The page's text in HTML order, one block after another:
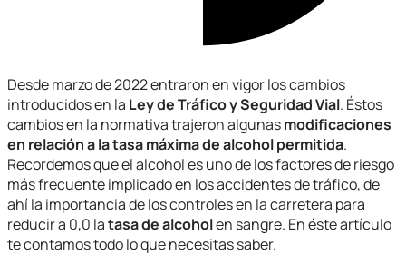
Desde marzo de 2022 entraron en vigor los cambios
introducidos en la Ley de Tráfico y Seguridad Vial. Éstos
cambios en la normativa trajeron algunasmodificaciones
en relación a la tasa máxima de alcohol permitida.
Recordemos que el alcohol es uno de los factores de riesgo
más frecuente implicado en los accidentes de tráfico, de
ahí la importancia de los controles en la carretera para
reducir a 0,0 latasa de alcoholen sangre. En éste artículo
te contamos todo lo que necesitas saber.